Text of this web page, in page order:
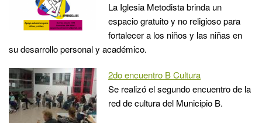
La Iglesia Metodista brinda un
espacio gratuito y no religioso para
fortalecer a los niños y las niñas en
su desarrollo personal y académico.
2do encuentro B Cultura
Se realizó el segundo encuentro de la
red de cultura del Municipio B.